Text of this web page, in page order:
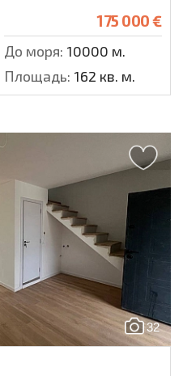
175 000 €
До моря: 10000 м.
Площадь: 162 кв. м.
32